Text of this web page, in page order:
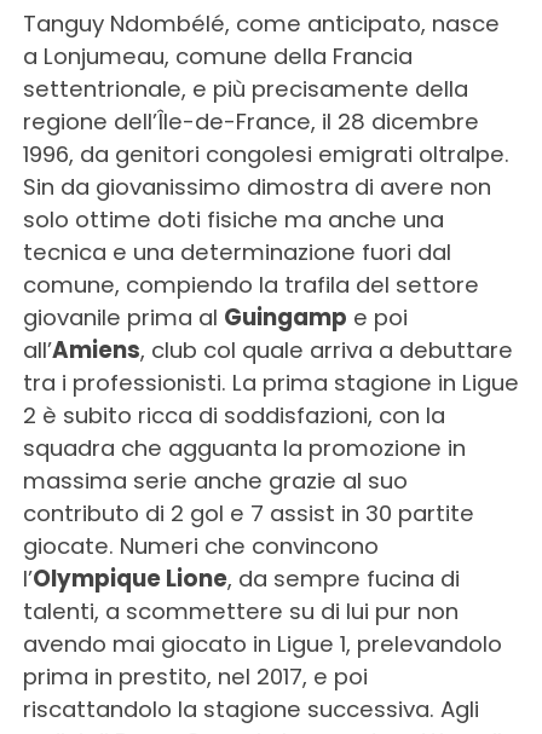
Tanguy Ndombélé, come anticipato, nasce
a Lonjumeau, comune della Francia
settentrionale, e più precisamente della
regione dell’Île-de-France, il 28 dicembre
1996, da genitori congolesi emigrati oltralpe.
Sin da giovanissimo dimostra di avere non
solo ottime doti fisiche ma anche una
tecnica e una determinazione fuori dal
comune, compiendo la trafila del settore
giovanile prima al Guingamp e poi
all’Amiens, club col quale arriva a debuttare
tra i professionisti. La prima stagione in Ligue
2 è subito ricca di soddisfazioni, con la
squadra che agguanta la promozione in
massima serie anche grazie al suo
contributo di 2 gol e 7 assist in 30 partite
giocate. Numeri che convincono
l’Olympique Lione, da sempre fucina di
talenti, a scommettere su di lui pur non
avendo mai giocato in Ligue 1, prelevandolo
prima in prestito, nel 2017, e poi
riscattandolo la stagione successiva. Agli